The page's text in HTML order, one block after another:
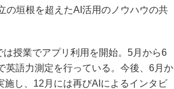
の垣根を超えたAI活用のノウハウの共
授業でアプリ利用を開始。5月から6
英語力測定を行っている。今後、6月か
し、12月には再びAIによるインタビ